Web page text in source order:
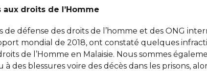
droits de l’Homme
de défense des droits de l’homme et des ONG
mondial de 2018, ont constaté quelques
de l’Homme en Malaisie. Nous sommes
des blessures voire des décès dans les prisons,